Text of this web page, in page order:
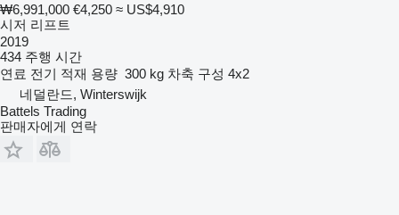
₩6,991,000 €4,250 ≈ US$4,910
시저 리프트
2019
434 주행 시간
연료 전기 적재 용량 300 kg 차축 구성 4x2
네덜란드, Winterswijk
Battels Trading
판매자에게 연락